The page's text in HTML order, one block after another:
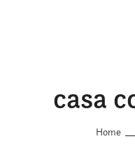
casa
Home